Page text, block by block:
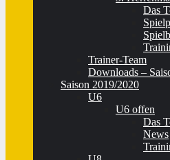
Das
Trainer-Team
Downloads –
Saison 2019/2020
U6
U6 offen
Das
News